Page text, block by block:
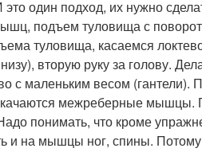
один подход, их нужно
подъем туловища с
туловища, касаемся
вторую руку за голову.
с маленьким весом (гантели).
качаются межреберные
понимать, что кроме
и на мышцы ног, спины.